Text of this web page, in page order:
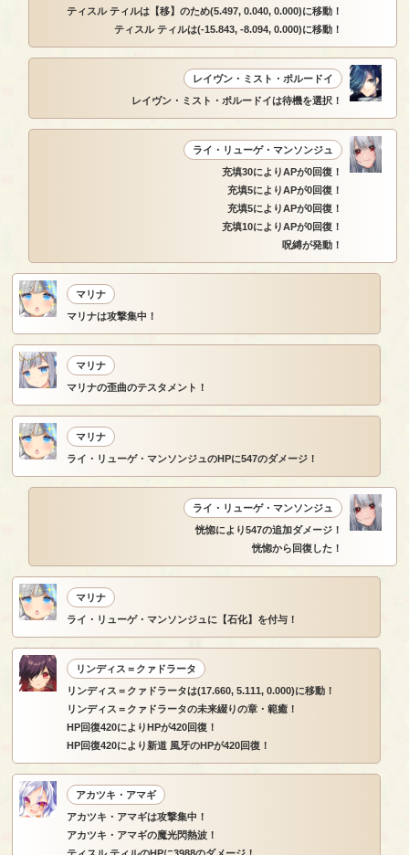
ティスル ティルは【移】のため(5.497, 0.040, 0.000)に移動！
ティスル ティルは(-15.843, -8.094, 0.000)に移動！
レイヴン・ミスト・ポルードイ
レイヴン・ミスト・ポルードイは待機を選択！
ライ・リューゲ・マンソンジュ
充填30によりAPが0回復！
充填5によりAPが0回復！
充填5によりAPが0回復！
充填10によりAPが0回復！
呪縛が発動！
マリナ
マリナは攻撃集中！
マリナ
マリナの歪曲のテスタメント！
マリナ
ライ・リューゲ・マンソンジュのHPに547のダメージ！
ライ・リューゲ・マンソンジュ
恍惚により547の追加ダメージ！
恍惚から回復した！
マリナ
ライ・リューゲ・マンソンジュに【石化】を付与！
リンディス＝クァドラータ
リンディス＝クァドラータは(17.660, 5.111, 0.000)に移動！
リンディス＝クァドラータの未来綴りの章・範癒！
HP回復420によりHPが420回復！
HP回復420により新道 風牙のHPが420回復！
アカツキ・アマギ
アカツキ・アマギは攻撃集中！
アカツキ・アマギの魔光閃熱波！
ティスル ティルのHPに3988のダメージ！